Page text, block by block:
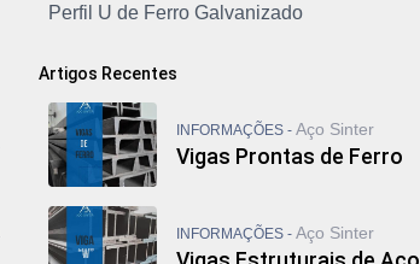
Perfil U de Ferro Galvanizado
Perfil U Dobrado Enrijecido
Perfil U Galvanizado Preço
Perfil U Laminado
Perfil U Reforçado
Perfil U Simples Preço
Perfil Viga I
Artigos Recentes
INFORMAÇÕES - Aço Sinter
Vigas Prontas de Ferro
INFORMAÇÕES - Aço Sinter